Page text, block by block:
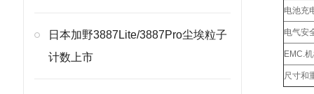
日本加野3887Lite/3887Pro尘埃粒子
计数上市
电池充
电气安
EMC.
尺寸和